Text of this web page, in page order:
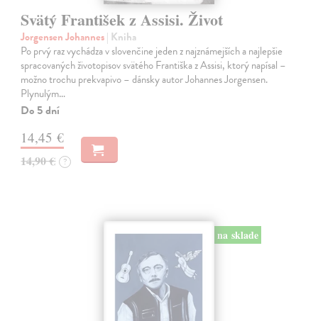
Svätý František z Assisi. Život
Jorgensen Johannes| Kniha
Po prvý raz vychádza v slovenčine jeden z najznámejších a najlepšie
spracovaných životopisov svätého Františka z Assisi, ktorý napísal –
možno trochu prekvapivo – dánsky autor Johannes Jorgensen.
Plynulým…
Do 5 dní
14,45 €
14,90 € ?
na sklade